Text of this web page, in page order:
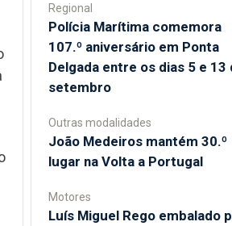
Regional
Polícia Marítima comemora
107.º aniversário em Ponta
Delgada entre os dias 5 e 13
setembro
Outras modalidades
João Medeiros mantém 30.º
lugar na Volta a Portugal
Motores
Luís Miguel Rego embalado